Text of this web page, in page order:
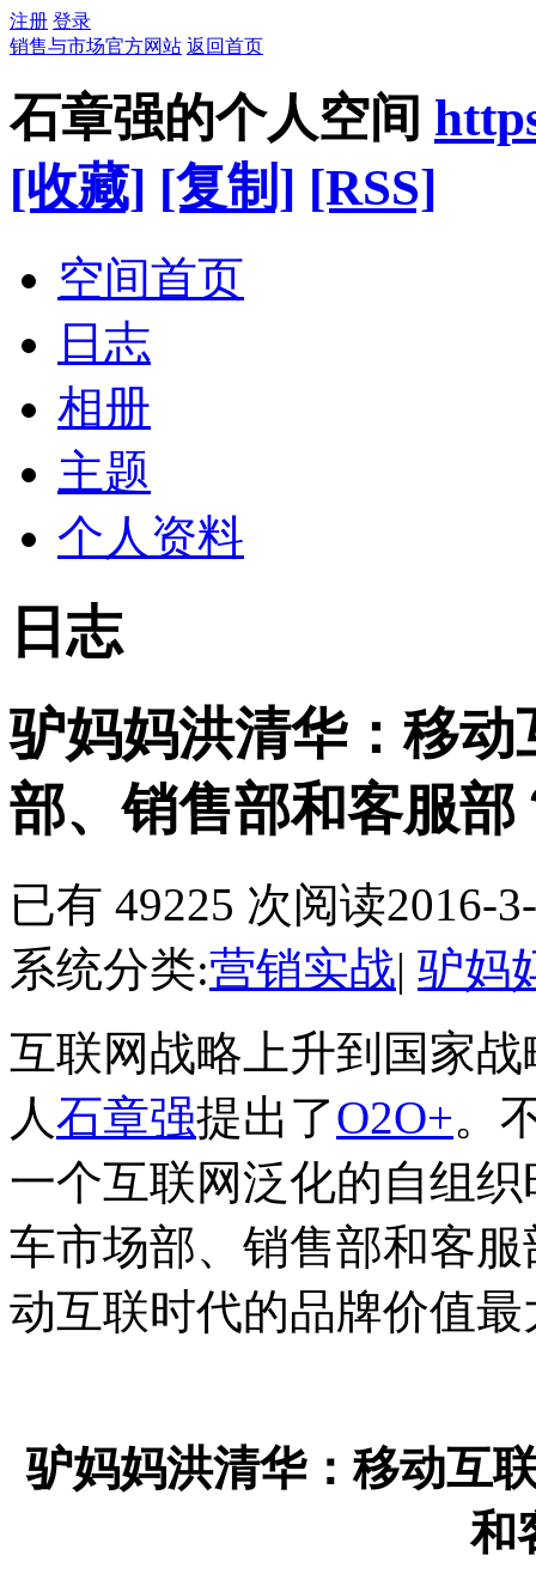
注册 登录
销售与市场官方网站 返回首页
石章强的个人空间
[收藏] [复制] [RSS]
空间首页
日志
相册
主题
个人资料
日志
驴妈妈洪清华：移
部、销售部和客服部
已有 49225 次阅读2016-
系统分类:营销实战| 驴妈
互联网战略上升到国家
人石章强提出了O2O+。
一个互联网泛化的自组
车市场部、销售部和客
动互联时代的品牌价值最
驴妈妈洪清华：移动互
和